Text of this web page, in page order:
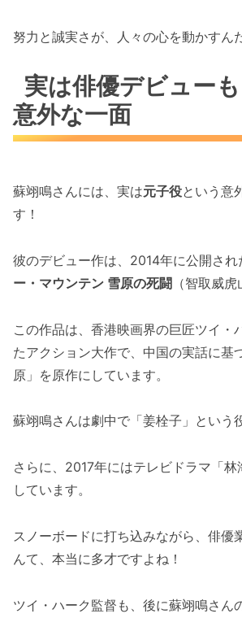
努力と誠実さが、人々の心を動かすん
実は俳優デビュー
意外な一面
蘇翊鳴さんには、実は元子役という意
す！
彼のデビュー作は、2014年に公開され
ー・マウンテン 雪原の死闘 （智取威虎
この作品は、香港映画界の巨匠ツイ・
たアクション大作で、中国の実話に基
原」を原作にしています。
蘇翊鳴さんは劇中で「姜栓子」という
さらに、2017年にはテレビドラマ「
しています。
スノーボードに打ち込みながら、俳優
んて、本当に多才ですよね！
ツイ・ハーク監督も、後に蘇翊鳴さん